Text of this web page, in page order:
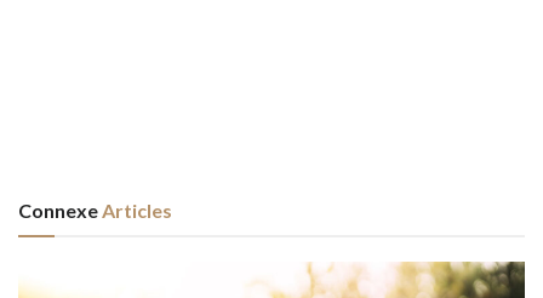
Connexe Articles